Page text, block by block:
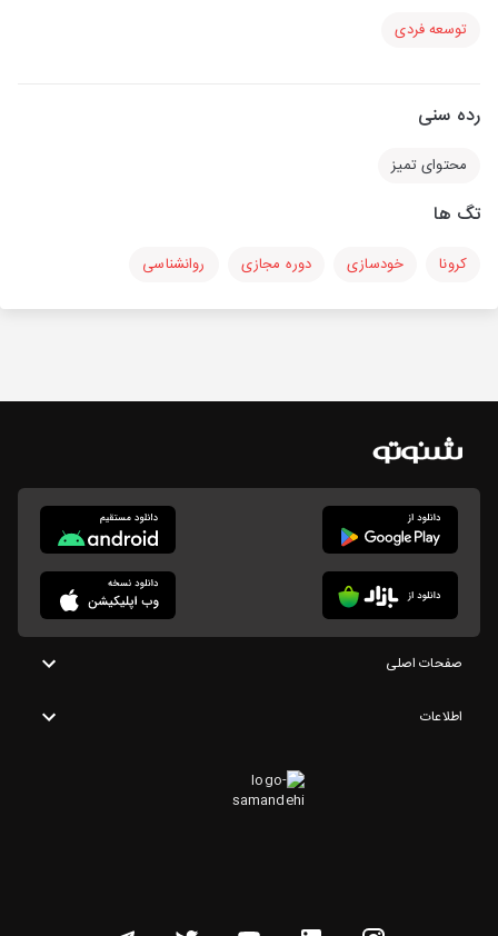
توسعه فردی
رده سنی
محتوای تمیز
تگ ها
کرونا خودسازی دوره مجازی روانشناسی
صفحات اصلی
اطلاعات